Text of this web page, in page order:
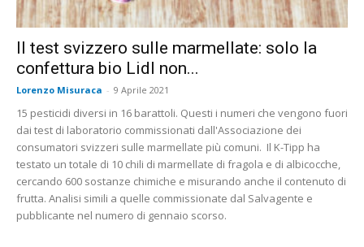
Il test svizzero sulle marmellate: solo la
confettura bio Lidl non...
Lorenzo Misuraca - 9 Aprile 2021
15 pesticidi diversi in 16 barattoli. Questi i numeri che vengono fuori
dai test di laboratorio commissionati dall'Associazione dei
consumatori svizzeri sulle marmellate più comuni. Il K-Tipp ha
testato un totale di 10 chili di marmellate di fragola e di albicocche,
cercando 600 sostanze chimiche e misurando anche il contenuto di
frutta. Analisi simili a quelle commissionate dal Salvagente e
pubblicante nel numero di gennaio scorso.